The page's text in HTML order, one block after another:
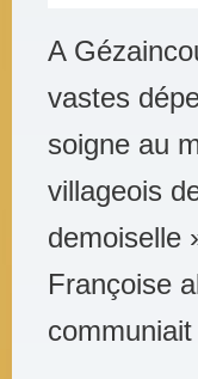
A
vastes
soigne au
villageois
demoiselle
Françoise